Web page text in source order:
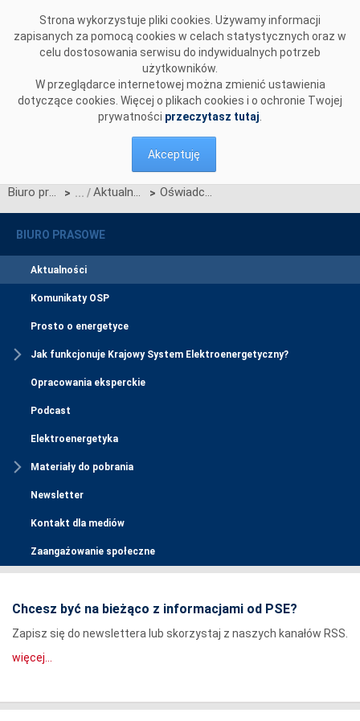
Strona wykorzystuje pliki cookies. Używamy informacji
zapisanych za pomocą cookies w celach statystycznych oraz w
celu dostosowania serwisu do indywidualnych potrzeb
użytkowników.
W przeglądarce internetowej można zmienić ustawienia
dotyczące cookies. Więcej o plikach cookies i o ochronie Twojej
prywatności przeczytasz tutaj
Akceptuję
Biuro prasowe > Aktualności > Oświadczenie Rady Nadzorczej z dnia 22 marca 2010 - godz. 19:00
BIURO PRASOWE
Aktualności
Komunikaty OSP
Prosto o energetyce
Jak funkcjonuje Krajowy System Elektroenergetyczny?
Opracowania eksperckie
Podcast
Elektroenergetyka
Materiały do pobrania
Newsletter
Kontakt dla mediów
Zaangażowanie społeczne
Chcesz być na bieżąco z informacjami od PSE?
Zapisz się do newslettera lub skorzystaj z naszych kanałów RSS.
więcej...